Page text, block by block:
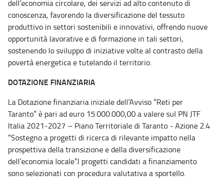
dell’economia circolare, dei servizi ad alto contenuto di
conoscenza, favorendo la diversificazione del tessuto
produttivo in settori sostenibili e innovativi, offrendo nuove
opportunità lavorative e di formazione in tali settori,
sostenendo lo sviluppo di iniziative volte al contrasto della
povertà energetica e tutelando il territorio.
DOTAZIONE FINANZIARIA
La Dotazione finanziaria iniziale dell’Avviso “Reti per
Taranto” è pari ad euro 15.000.000,00 a valere sul PN JTF
Italia 2021-2027 – Piano Territoriale di Taranto - Azione 2.4
“Sostegno a progetti di ricerca di rilevante impatto nella
prospettiva della transizione e della diversificazione
dell’economia locale”.I progetti candidati a finanziamento
sono selezionati con procedura valutativa a sportello.